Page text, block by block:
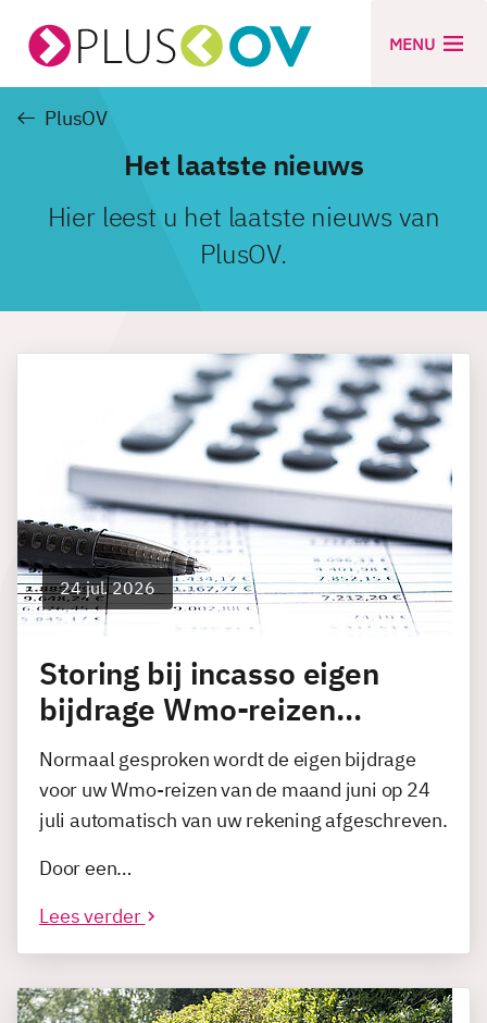
MENU
PlusOV
Het laatste nieuws
Hier leest u het laatste nieuws van
PlusOV.
24 jul. 2026
Storing bij incasso eigen
bijdrage Wmo-reizen…
Normaal gesproken wordt de eigen bijdrage
voor uw Wmo-reizen van de maand juni op 24
juli automatisch van uw rekening afgeschreven.
Door een…
Lees verder